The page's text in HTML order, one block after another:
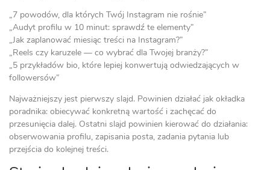
„7 powodów, dla których Twój Instagram nie rośnie”
„Audyt profilu w 10 minut: sprawdź te elementy”
„Jak zaplanować miesiąc treści na Instagram?”
„Reels czy karuzele — co wybrać dla Twojej branży?”
„5 przykładów bio, które lepiej konwertują odwiedzających w
followersów”
Najważniejszy jest pierwszy slajd. Powinien działać jak okładka
poradnika: obiecywać konkretną wartość i zachęcać do
przesunięcia dalej. Ostatni slajd powinien kierować do działania:
obserwowania profilu, zapisania posta, zadania pytania lub
przejścia do kolejnej treści.